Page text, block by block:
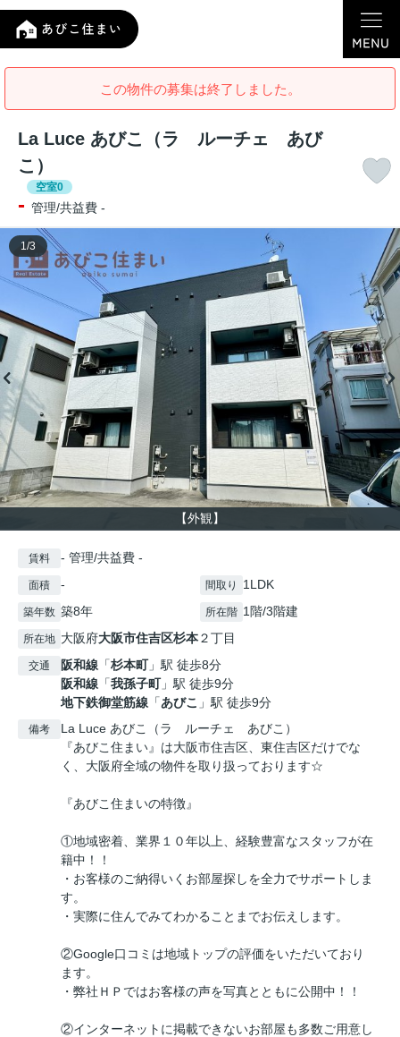
この物件の募集は終了しました。
La Luce あびこ（ラ ルーチェ あび
こ）
空室0
- 管理/共益費 -
【外観】
1 /3
賃料 - 管理/共益費 -
面積 - 間取り 1LDK
築年数 築8年 所在階 1階/3階建
所在地 大阪府大阪市住吉区杉本２丁目
交通 阪和線 「杉本町」駅 徒歩8分
阪和線 「我孫子町」駅 徒歩9分
地下鉄御堂筋線 「あびこ 」駅 徒歩9分
備考
La Luce あびこ（ラ ルーチェ あびこ）
『あびこ住まい』は大阪市住吉区、東住吉区だけでな
く、大阪府全域の物件を取り扱っております☆
『あびこ住まいの特徴』
①地域密着、業界１０年以上、経験豊富なスタッフが在
籍中！！
・お客様のご納得いくお部屋探しを全力でサポートしま
す。
・実際に住んでみてわかることまでお伝えします。
②Google口コミは地域トップの評価をいただいており
ます。
・弊社ＨＰではお客様の声を写真とともに公開中！！
②インターネットに掲載できないお部屋も多数ご用意し